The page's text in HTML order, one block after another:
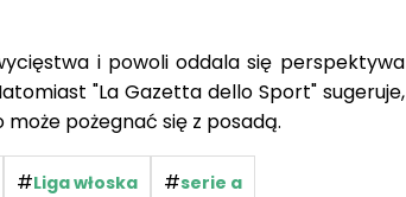
i powoli oddala się perspektywa
"La Gazetta dello Sport" sugeruje,
pożegnać się z posadą.
#Liga włoska #serie a